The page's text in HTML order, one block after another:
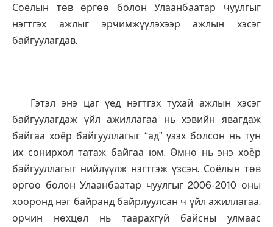
Соёлын төв өргөө болон Улаанбаатар чуулгыг
нэгтгэх ажлыг эрчимжүүлэхээр ажлын хэсэг
байгуулагдав.
Гэтэл энэ цаг үед нэгтгэх тухай ажлын хэсэг
байгуулагдаж үйл ажиллагаа нь хэвийн явагдаж
байгаа хоёр байгууллагыг “ад” үзэх болсон нь тун
их сонирхол татаж байгаа юм. Өмнө нь энэ хоёр
байгууллагыг нийлүүлж нэгтгэж үзсэн. Соёлын төв
өргөө болон Улаанбаатар чуулгыг 2006-2010 оны
хооронд нэг байранд байрлуулсан ч үйл ажиллагаа,
орчин нөхцөл нь таарахгүй байсны улмаас